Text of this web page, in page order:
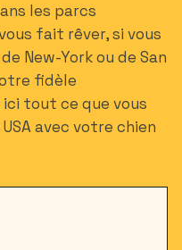
les parcs
fait rêver, si vous
New-York ou de San
fidèle
tout ce que vous
avec votre chien